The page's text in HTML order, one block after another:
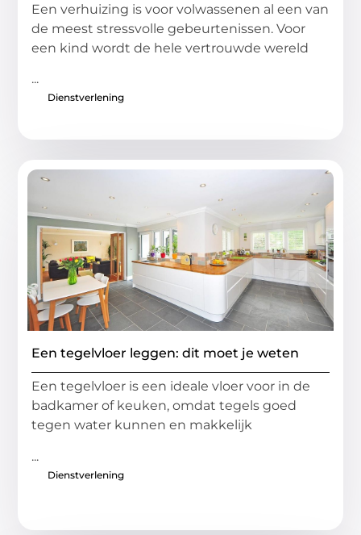
Een verhuizing is voor volwassenen al een van
de meest stressvolle gebeurtenissen. Voor
een kind wordt de hele vertrouwde wereld
...
Dienstverlening
Een tegelvloer leggen: dit moet je weten
Een tegelvloer is een ideale vloer voor in de
badkamer of keuken, omdat tegels goed
tegen water kunnen en makkelijk
...
Dienstverlening